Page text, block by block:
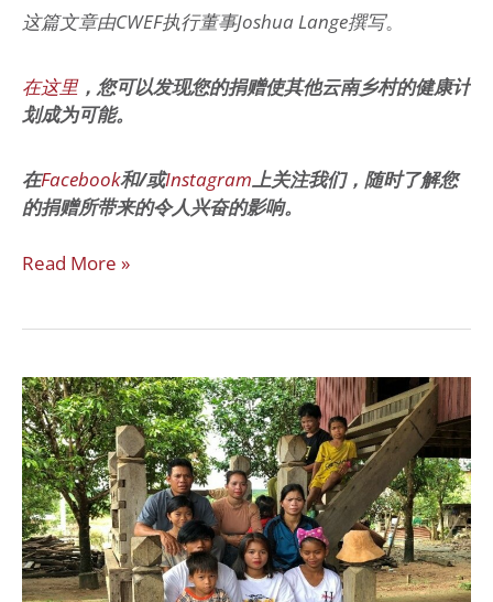
这篇文章由CWEF执行董事Joshua Lange撰写。
在这里，您可以发现您的捐赠使其他云南乡村的健康计
划成为可能。
在Facebook和/或Instagram上关注我们，随时了解您
的捐赠所带来的令人兴奋的影响。
Read More »
沿
着
无
法
行
走
的
道